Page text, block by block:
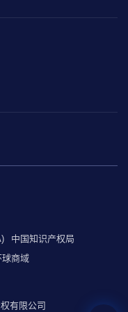
中国知识产权局
球商域
有限公司